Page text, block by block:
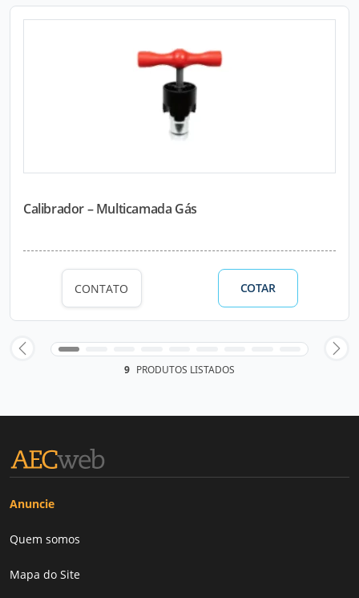
Calibrador – Multicamada Gás
CONTATO COTAR
9 PRODUTOS LISTADOS
Anuncie
Quem somos
Mapa do Site